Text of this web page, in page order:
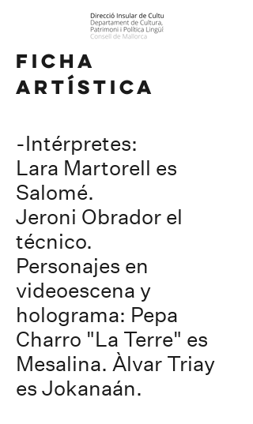
FICHA
ARTÍSTICA
-Intérpretes:
Lara Martorell es
Salomé.
Jeroni Obrador el
técnico.
Personajes en
videoescena y
holograma: Pepa
Charro "La Terre" es
Mesalina. Àlvar Triay
es Jokanaán.